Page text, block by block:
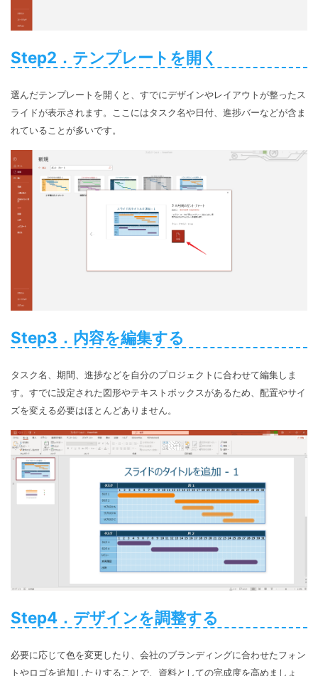
Step2．テンプレートを開く
選んだテンプレートを開くと、すでにデザインやレイアウトが整ったス
ライドが表示されます。ここにはタスク名や日付、進捗バーなどが含ま
れていることが多いです。
Step3．内容を編集する
タスク名、期間、進捗などを自分のプロジェクトに合わせて編集しま
す。すでに設定された図形やテキストボックスがあるため、配置やサイ
ズを変える必要はほとんどありません。
Step4．デザインを調整する
必要に応じて色を変更したり、会社のブランディングに合わせたフォン
トやロゴを追加したりすることで、資料としての完成度を高めましょ